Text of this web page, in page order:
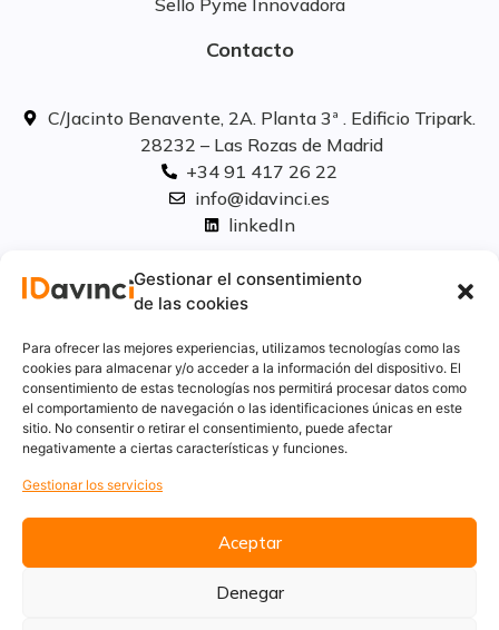
Gestionar el consentimiento
de las cookies
Para ofrecer las mejores experiencias, utilizamos tecnologías como las
cookies para almacenar y/o acceder a la información del dispositivo. El
consentimiento de estas tecnologías nos permitirá procesar datos como
el comportamiento de navegación o las identificaciones únicas en este
sitio. No consentir o retirar el consentimiento, puede afectar
negativamente a ciertas características y funciones.
Gestionar los servicios
Aceptar
Denegar
Sello Pyme Innovadora
Contacto
C/Jacinto Benavente, 2A. Planta 3ª . Edificio Tripark.
28232 – Las Rozas de Madrid
+34 91 417 26 22
info@idavinci.es
linkedIn
Políticas legales
Aviso Legal
Privacidad
Cookies
Innovación
Calidad y medio ambiente